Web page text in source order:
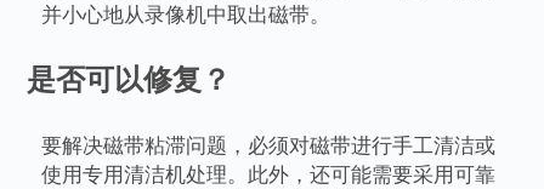
并小心地从录像机中取出磁带。
是否可以修复？
要解决磁带粘滞问题，必须对磁带进行手工清洁或
使用专用清洁机处理。此外，还可能需要采用可靠